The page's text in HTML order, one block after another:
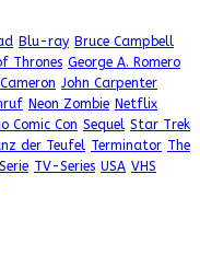
Blu-ray Bruce Campbell
Thrones George A. Romero
John Carpenter
Neon Zombie Netflix
Comic Con Sequel Star Trek
der Teufel Terminator The
TV-Series USA VHS